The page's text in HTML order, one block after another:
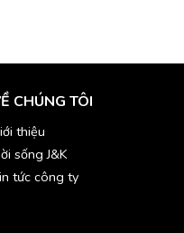
CHÚNG TÔI
thiệu
sống J&K
tức công ty